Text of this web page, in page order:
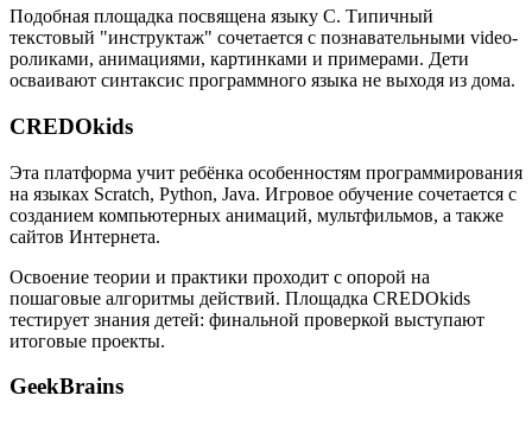
Подобная площадка посвящена языку C. Типичный
текстовый "инструктаж" сочетается с познавательными video-
роликами, анимациями, картинками и примерами. Дети
осваивают синтаксис программного языка не выходя из дома.
CREDOkids
Эта платформа учит ребёнка особенностям программирования
на языках Scratch, Python, Java. Игровое обучение сочетается с
созданием компьютерных анимаций, мультфильмов, а также
сайтов Интернета.
Освоение теории и практики проходит с опорой на
пошаговые алгоритмы действий. Площадка CREDOkids
тестирует знания детей: финальной проверкой выступают
итоговые проекты.
GeekBrains